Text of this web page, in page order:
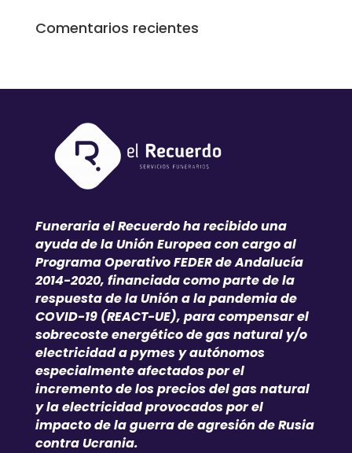
Comentarios recientes
Funeraria el Recuerdo ha recibido una
ayuda de la Unión Europea con cargo al
Programa Operativo FEDER de Andalucía
2014-2020, financiada como parte de la
respuesta de la Unión a la pandemia de
COVID-19 (REACT-UE), para compensar el
sobrecoste energético de gas natural y/o
electricidad a pymes y autónomos
especialmente afectados por el
incremento de los precios del gas natural
y la electricidad provocados por el
impacto de la guerra de agresión de Rusia
contra Ucrania.